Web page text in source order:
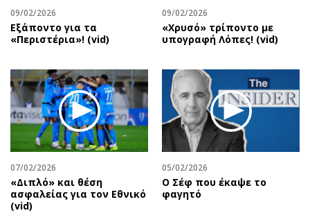
Κύπρος
Ελλάδα
Διεθνή
Κληρώσεις Allwyn
Οικονομική
Οικονομία
Real Estate
Επιχειρήσεις
Αγορές
Money Review
AstroBank Properties
Νέα
Κινητά-tablets
Social
Αυτοκίνηση
Αφιερώματα
Πολιτική
Οικονομία
Γενικά
Αναδρομές
Πρόσωπα
09/02/2026
Εξάποντο για τα
«Περιστέρια»! (vid)
09/02/2026
«Χρυσό» τρίποντο με
υπογραφή Λόπες! (vid)
07/02/2026
«Διπλό» και θέση
ασφαλείας για τον Εθνικό
(vid)
05/02/2026
Ο Σέφ που έκαψε το
φαγητό